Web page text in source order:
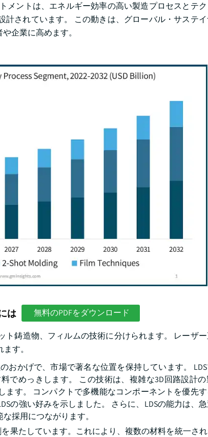
メントは、エネルギー効率の高い製造プロセスとテ
されています。 この動きは、グローバル・サステイ
企業に高めます。
は 無料のPDFをダウンロード
鋳造物、フィルムの技術に分けられます。 レーザ
す。
かげで、市場で著名な位置を保持しています。 LDS
でめっきします。 この技術は、複雑な3D回路設計
す。 コンパクトで多機能なコンポーネントを優先
の強い好みを示しました。 さらに、LDSの能力は、
採用につながります。
果たしています。これにより、複数の材料を統一さ